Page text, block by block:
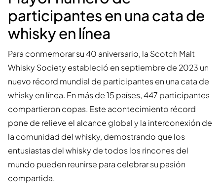
participantes en una cata de
whisky en línea
Para conmemorar su 40 aniversario, la Scotch Malt
Whisky Society estableció en septiembre de 2023 un
nuevo récord mundial de participantes en una cata de
whisky en línea. En más de 15 países, 447 participantes
compartieron copas. Este acontecimiento récord
pone de relieve el alcance global y la interconexión de
la comunidad del whisky, demostrando que los
entusiastas del whisky de todos los rincones del
mundo pueden reunirse para celebrar su pasión
compartida.